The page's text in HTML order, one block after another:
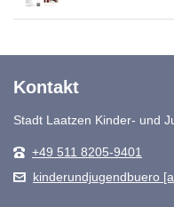
Kontakt
Stadt Laatzen Kinder- und
+49 511 8205-9401
kinderundjugendbuero